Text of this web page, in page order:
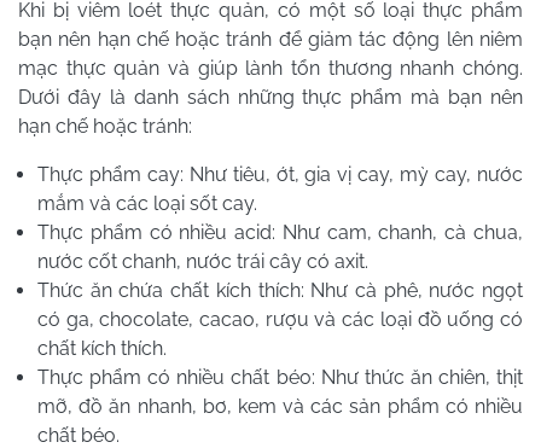
Khi bị viêm loét thực quản, có một số loại thực phẩm
bạn nên hạn chế hoặc tránh để giảm tác động lên niêm
mạc thực quản và giúp lành tổn thương nhanh chóng.
Dưới đây là danh sách những thực phẩm mà bạn nên
hạn chế hoặc tránh:
Thực phẩm cay: Như tiêu, ớt, gia vị cay, mỳ cay, nước
mắm và các loại sốt cay.
Thực phẩm có nhiều acid: Như cam, chanh, cà chua,
nước cốt chanh, nước trái cây có axit.
Thức ăn chứa chất kích thích: Như cà phê, nước ngọt
có ga, chocolate, cacao, rượu và các loại đồ uống có
chất kích thích.
Thực phẩm có nhiều chất béo: Như thức ăn chiên, thịt
mỡ, đồ ăn nhanh, bơ, kem và các sản phẩm có nhiều
chất béo.